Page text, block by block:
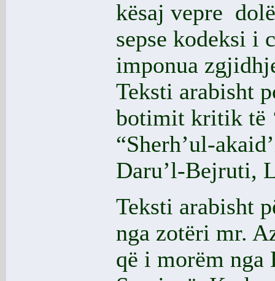
kësaj vepre
sepse kodeksi i
imponua
Teksti arabisht
botimit kritik të
“Sherh’ul-
Daru’l-Bejruti,
Teksti arabisht
nga zotëri mr.
që i morëm nga